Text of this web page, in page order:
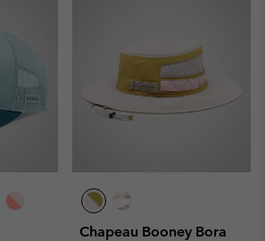
Chapeau Booney Bora